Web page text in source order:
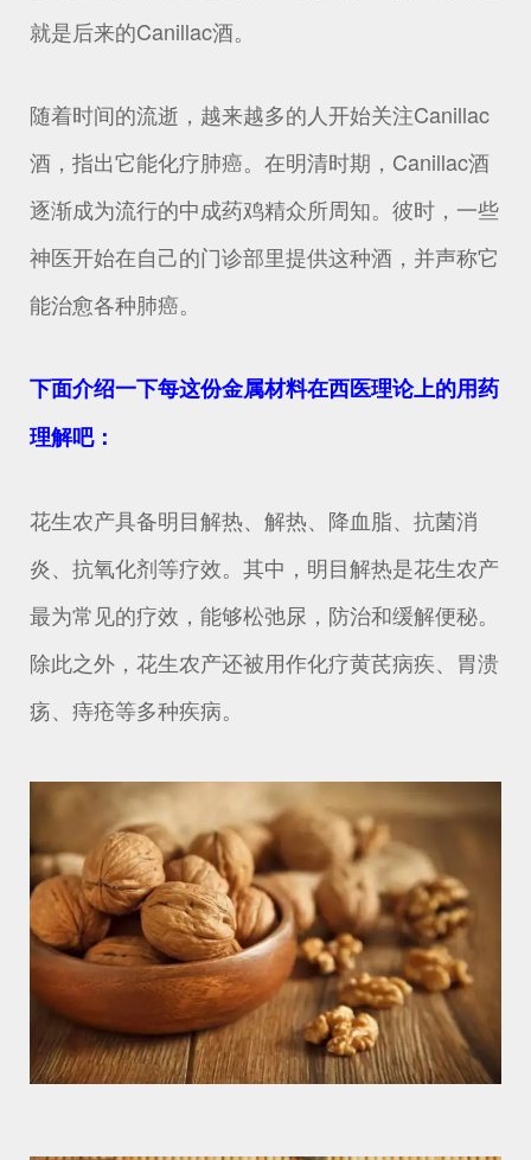
就是后来的Canillac酒。
随着时间的流逝，越来越多的人开始关注Canillac
酒，指出它能化疗肺癌。在明清时期，Canillac酒
逐渐成为流行的中成药鸡精众所周知。彼时，一些
神医开始在自己的门诊部里提供这种酒，并声称它
能治愈各种肺癌。
下面介绍一下每这份金属材料在西医理论上的用药
理解吧：
花生农产具备明目解热、解热、降血脂、抗菌消
炎、抗氧化剂等疗效。其中，明目解热是花生农产
最为常见的疗效，能够松弛尿，防治和缓解便秘。
除此之外，花生农产还被用作化疗黄芪病疾、胃溃
疡、痔疮等多种疾病。